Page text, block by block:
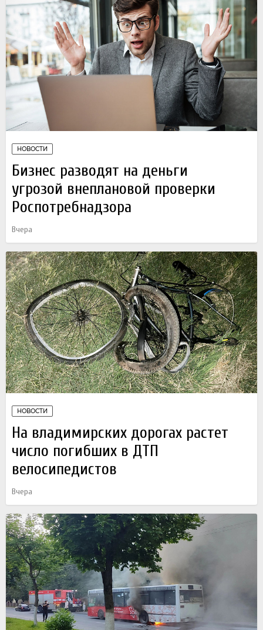
НОВОСТИ
Бизнес разводят на деньги
угрозой внеплановой проверки
Роспотребнадзора
Вчера
НОВОСТИ
На владимирских дорогах растет
число погибших в ДТП
велосипедистов
Вчера